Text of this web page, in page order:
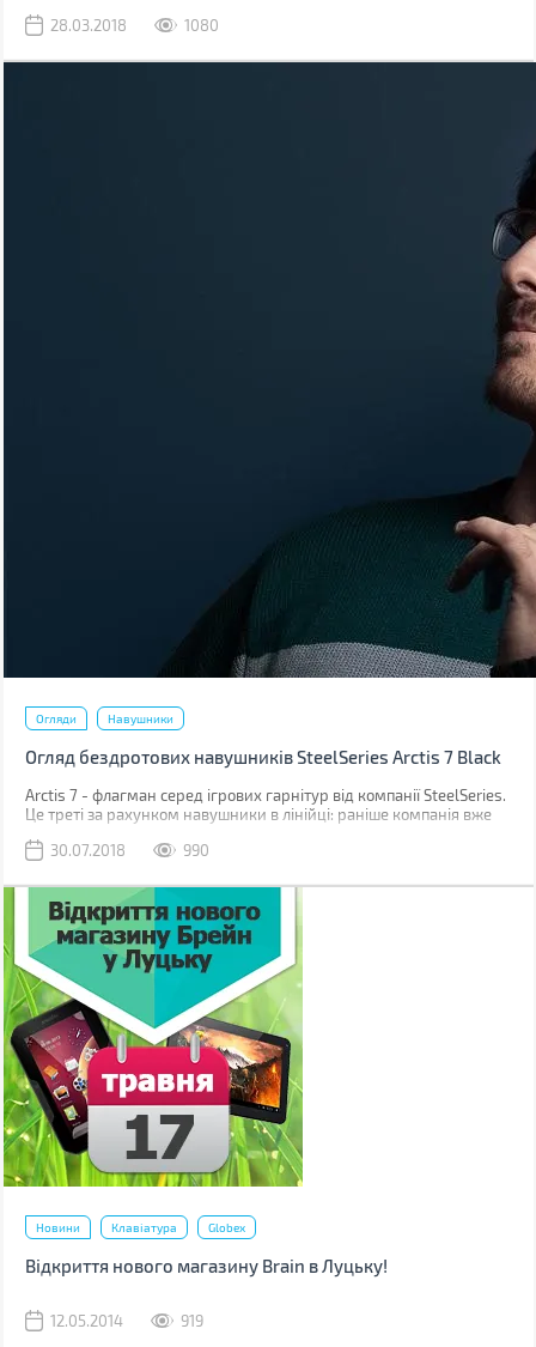
28.03.2018
1080
Огляди Навушники
Огляд бездротових навушників SteelSeries Arctis 7 Black
Arctis 7 - флагман серед ігрових гарнітур від компанії SteelSeries.
Це треті за рахунком навушники в лінійці: раніше компанія вже
5.
30.07.2018 990
Новини Клавіатура Globex
Відкриття нового магазину Brain в Луцьку!
12.05.2014 919